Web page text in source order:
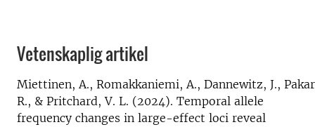
Vetenskaplig artikel
Miettinen, A., Romakkaniemi, A., Dannewitz, J.,
R., & Pritchard, V. L. (2024). Temporal allele
frequency changes in large-effect loci reveal